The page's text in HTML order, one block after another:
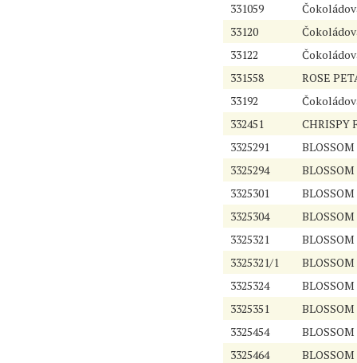
331059
33120
33122
331558
ROSE
33192
332451
CHRISPY
3325291
3325294
3325301
3325304
3325321
3325321/1
3325324
3325351
3325454
3325464